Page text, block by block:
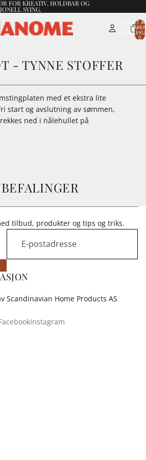
FOR KREATIV, HOLDBAR OG
SYING.
TOTALT
0
- TYNNE STOFFER
med et ekstra lite
start og avslutning av sømmen,
ned i nålehullet på
tilbud, produkter og tips og triks.
Scandinavian Home Products AS
Instagram